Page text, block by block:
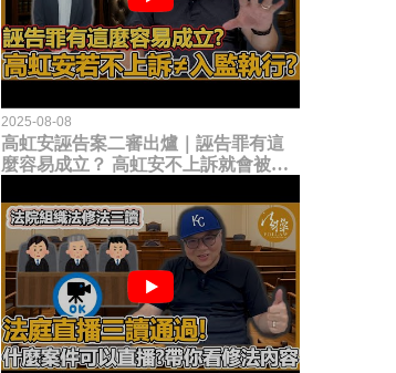
2025-08-08
高虹安誣告案二審出爐｜誣告罪有這
麼容易成立？ 高虹安不上訴就會被